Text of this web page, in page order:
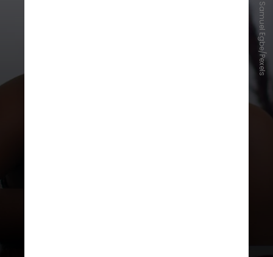
Samuel Egbe/Pexels